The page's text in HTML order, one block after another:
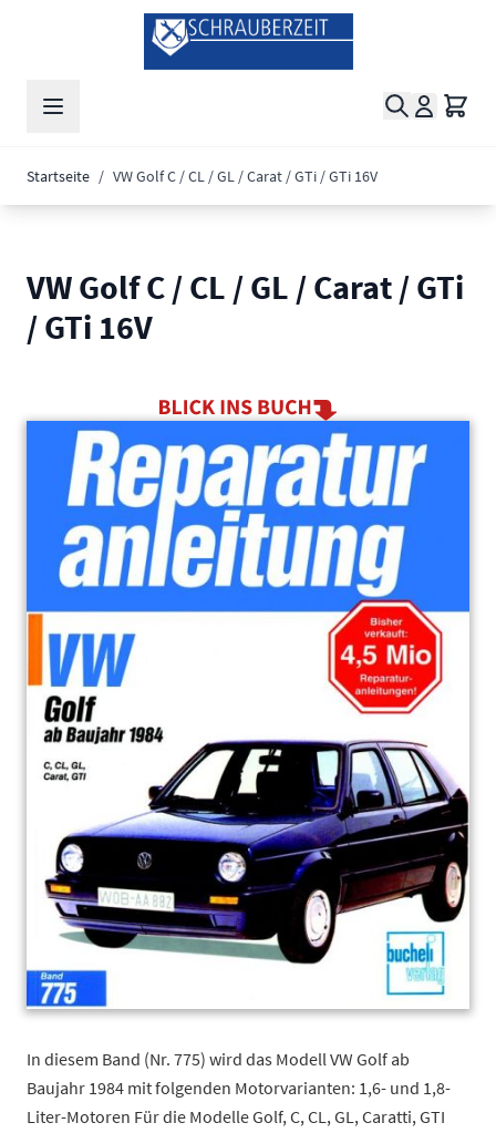
Zum Inhalt springen
Suche
Startseite / VW Golf C / CL / GL / Carat / GTi / GTi 16V
VW Golf C / CL / GL / Carat / GTi
/ GTi 16V
Main image
Click to view image in fullscreen
In diesem Band (Nr. 775) wird das Modell VW Golf ab
Baujahr 1984 mit folgenden Motorvarianten: 1,6- und 1,8-
Liter-Motoren Für die Modelle Golf, C, CL, GL, Caratti, GTI